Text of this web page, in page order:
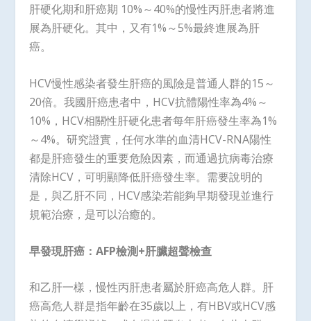
肝硬化期和肝癌期 10%～40%的慢性丙肝患者將進
展為肝硬化。其中，又有1%～5%最終進展為肝
癌。
HCV慢性感染者發生肝癌的風險是普通人群的15～
20倍。我國肝癌患者中，HCV抗體陽性率為4%～
10%，HCV相關性肝硬化患者每年肝癌發生率為1%
～4%。研究證實，任何水準的血清HCV-RNA陽性
都是肝癌發生的重要危險因素，而通過抗病毒治療
清除HCV，可明顯降低肝癌發生率。需要說明的
是，與乙肝不同，HCV感染若能夠早期發現並進行
規範治療，是可以治癒的。
早發現肝癌：AFP檢測+肝臟超聲檢查
和乙肝一樣，慢性丙肝患者屬於肝癌高危人群。肝
癌高危人群是指年齡在35歲以上，有HBV或HCV感